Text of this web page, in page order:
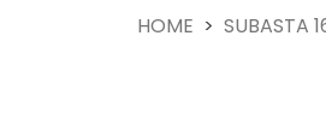
HOME SUBASTA